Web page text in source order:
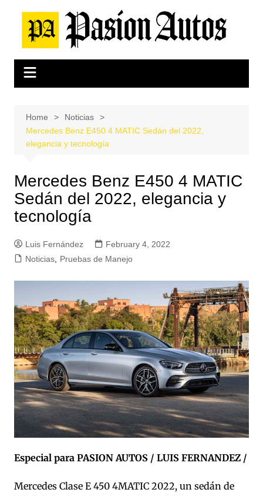
content
Home
Noticias
Mercedes Benz E450 4 MATIC Sedán del 2022,
elegancia y tecnología
Mercedes Benz E450 4 MATIC
Sedán del 2022, elegancia y
tecnología
Luis Fernández
February 4, 2022
Noticias, Pruebas de Manejo
Especial para PASION AUTOS / LUIS FERNANDEZ /
Mercedes Clase E 450 4MATIC 2022, un sedán de